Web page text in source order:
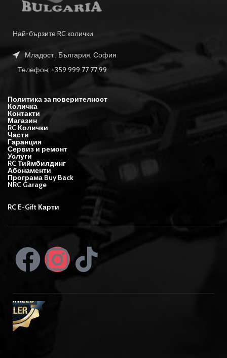
Най-бързите RC колички
Младост , България, София
Телефон: +359 999 77 77 99
Политика за поверителност
Количка
Контакти
Магазин
RC Колички
Части
Гаранция
Сервиз и ремонт
Услуги
RC Тиймбилдинг
Абонаменти
Програма Buy Back
NRC Garage
RC E-Gift Карти